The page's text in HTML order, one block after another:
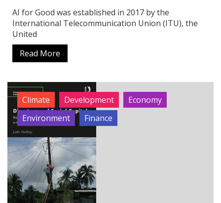
AI for Good was established in 2017 by the
International Telecommunication Union (ITU), the
United
Read More
Climate Development
Economy
Environment
Finance